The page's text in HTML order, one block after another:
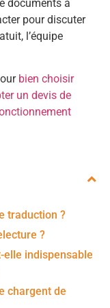
documents à
pour discuter
l’équipe
bien choisir
un devis de
traduction ?
?
elle indispensable
chargent de